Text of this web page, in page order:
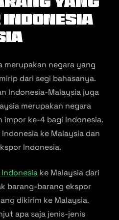
Indonesia
merupakan negara yang
dari segi bahasanya.
Indonesia-Malaysia juga
merupakan negara
ke-4 bagi Indonesia.
ke Malaysia dan
Indonesia.
ke Malaysia dari
barang-barang ekspor
dikirim ke Malaysia.
apa saja jenis-jenis